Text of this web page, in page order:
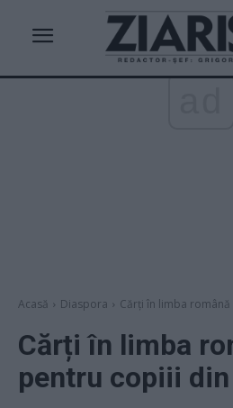
Acasă Diaspora Cărți în limba
Cărți în limba
pentru copiii